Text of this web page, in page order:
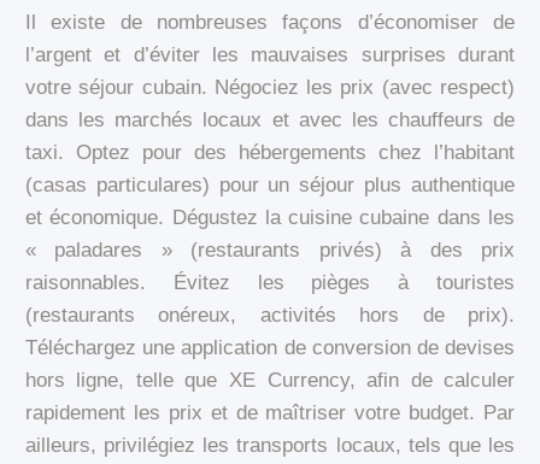
Il existe de nombreuses façons d’économiser de
l’argent et d’éviter les mauvaises surprises durant
votre séjour cubain. Négociez les prix (avec respect)
dans les marchés locaux et avec les chauffeurs de
taxi. Optez pour des hébergements chez l’habitant
(casas particulares) pour un séjour plus authentique
et économique. Dégustez la cuisine cubaine dans les
« paladares » (restaurants privés) à des prix
raisonnables. Évitez les pièges à touristes
(restaurants onéreux, activités hors de prix).
Téléchargez une application de conversion de devises
hors ligne, telle que XE Currency, afin de calculer
rapidement les prix et de maîtriser votre budget. Par
ailleurs, privilégiez les transports locaux, tels que les